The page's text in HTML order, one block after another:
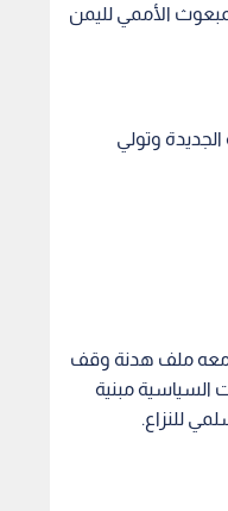
الأممي لليمن
وتولي
معه ملف هدنة وقف
السياسية مبنية
للنزاع.